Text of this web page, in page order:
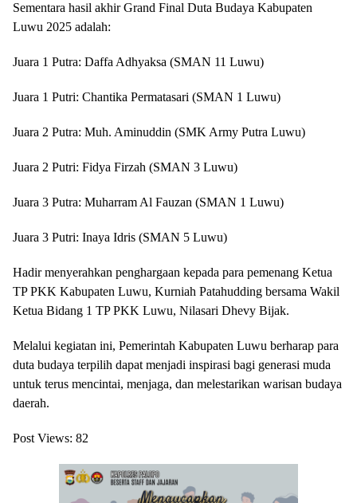
Sementara hasil akhir Grand Final Duta Budaya Kabupaten
Luwu 2025 adalah:
Juara 1 Putra: Daffa Adhyaksa (SMAN 11 Luwu)
Juara 1 Putri: Chantika Permatasari (SMAN 1 Luwu)
Juara 2 Putra: Muh. Aminuddin (SMK Army Putra Luwu)
Juara 2 Putri: Fidya Firzah (SMAN 3 Luwu)
Juara 3 Putra: Muharram Al Fauzan (SMAN 1 Luwu)
Juara 3 Putri: Inaya Idris (SMAN 5 Luwu)
Hadir menyerahkan penghargaan kepada para pemenang Ketua
TP PKK Kabupaten Luwu, Kurniah Patahudding bersama Wakil
Ketua Bidang 1 TP PKK Luwu, Nilasari Dhevy Bijak.
Melalui kegiatan ini, Pemerintah Kabupaten Luwu berharap para
duta budaya terpilih dapat menjadi inspirasi bagi generasi muda
untuk terus mencintai, menjaga, dan melestarikan warisan budaya
daerah.
Post Views: 82